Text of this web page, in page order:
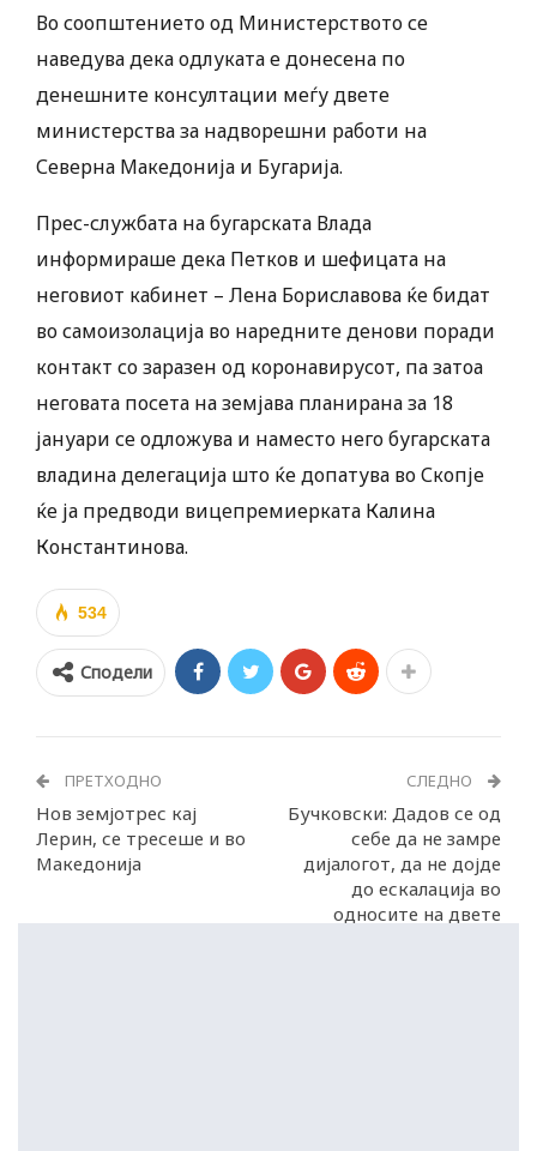
Во соопштението од Министерството се
наведува дека одлуката е донесена по
денешните консултации меѓу двете
министерства за надворешни работи на
Северна Македонија и Бугарија.
Прес-службата на бугарската Влада
информираше дека Петков и шефицата на
неговиот кабинет – Лена Бориславова ќе бидат
во самоизолација во наредните денови поради
контакт со заразен од коронавирусот, па затоа
неговата посета на земјава планирана за 18
јануари се одложува и наместо него бугарската
владина делегација што ќе допатува во Скопје
ќе ја предводи вицепремиерката Калина
Константинова.
534
Сподели
ПРЕТХОДНО
Нов земјотрес кај
Лерин, се тресеше и во
Македонија
СЛЕДНО
Бучковски: Дадов се од
себе да не замре
дијалогот, да не дојде
до ескалација во
односите на двете